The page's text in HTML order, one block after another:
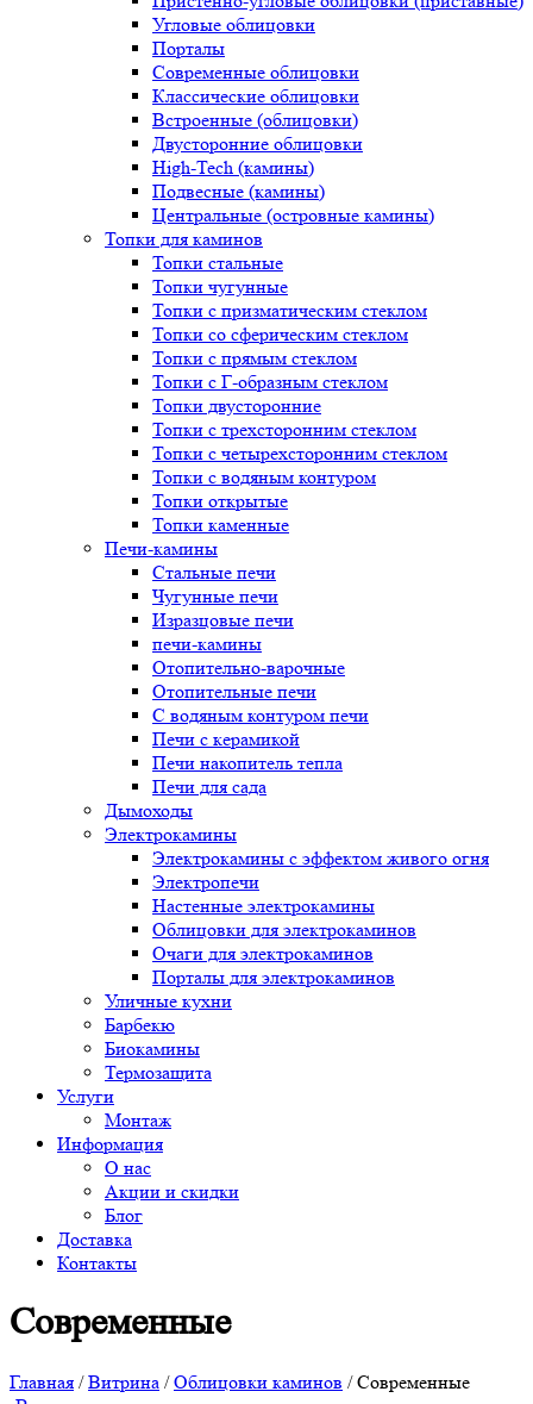
Угловые облицовки
Порталы
Современные облицовки
Классические облицовки
Встроенные (облицовки)
Двусторонние облицовки
High-Tech (камины)
Подвесные (камины)
Центральные (островные камины)
Топки для каминов
Топки стальные
Топки чугунные
Топки с призматическим стеклом
Топки со сферическим стеклом
Топки с прямым стеклом
Топки с Г-образным стеклом
Топки двусторонние
Топки с трехсторонним стеклом
Топки с четырехсторонним стеклом
Топки с водяным контуром
Топки открытые
Топки каменные
Печи-камины
Стальные печи
Чугунные печи
Изразцовые печи
печи-камины
Отопительно-варочные
Отопительные печи
С водяным контуром печи
Печи с керамикой
Печи накопитель тепла
Печи для сада
Дымоходы
Электрокамины
Электрокамины с эффектом живого огня
Электропечи
Настенные электрокамины
Облицовки для электрокаминов
Очаги для электрокаминов
Порталы для электрокаминов
Уличные кухни
Барбекю
Биокамины
Термозащита
Услуги
Монтаж
Информация
О нас
Акции и скидки
Блог
Доставка
Контакты
Современные
Главная /Витрина /Облицовки каминов / Современные